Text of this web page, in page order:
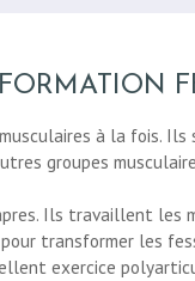
à la fois.
groupes
Ils travaillent les
transformer les
exercice